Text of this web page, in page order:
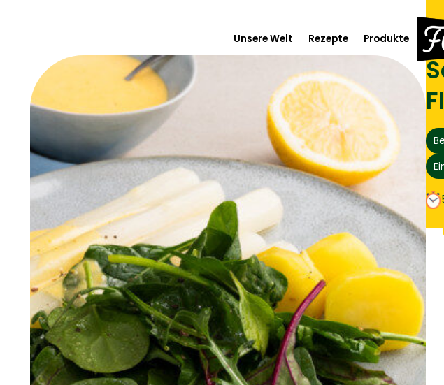
Unsere Welt
Inside Florette
Vom Feld zum Teller
Unser Engagement
Rezepte Produkte
Saison &
Essentials
Mono
Rohkost